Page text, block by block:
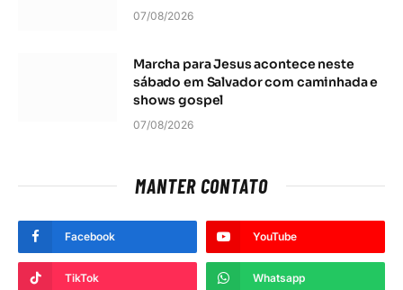
07/08/2026
Marcha para Jesus acontece neste
sábado em Salvador com caminhada e
shows gospel
07/08/2026
MANTER CONTATO
Facebook YouTube
TikTok Whatsapp